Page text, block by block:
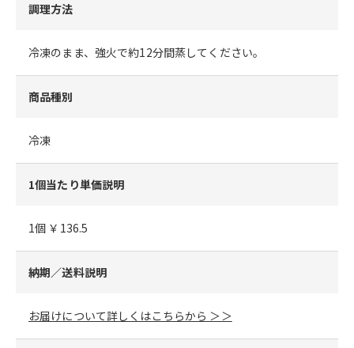
調理方法
冷凍のまま、強火で約12分間蒸してください。
商品種別
冷凍
1個当たり単価説明
1個 ￥136.5
納期／送料説明
お届けについて詳しくはこちらから ＞＞